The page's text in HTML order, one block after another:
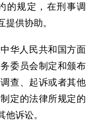
规定，在刑事调
供协助。
华人民共和国方面
委员会制定和颁布
查、起诉或者其他
定的法律所规定的
诉讼。